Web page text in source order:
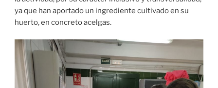
ya que han aportado un ingrediente cultivado en su
huerto, en concreto acelgas.